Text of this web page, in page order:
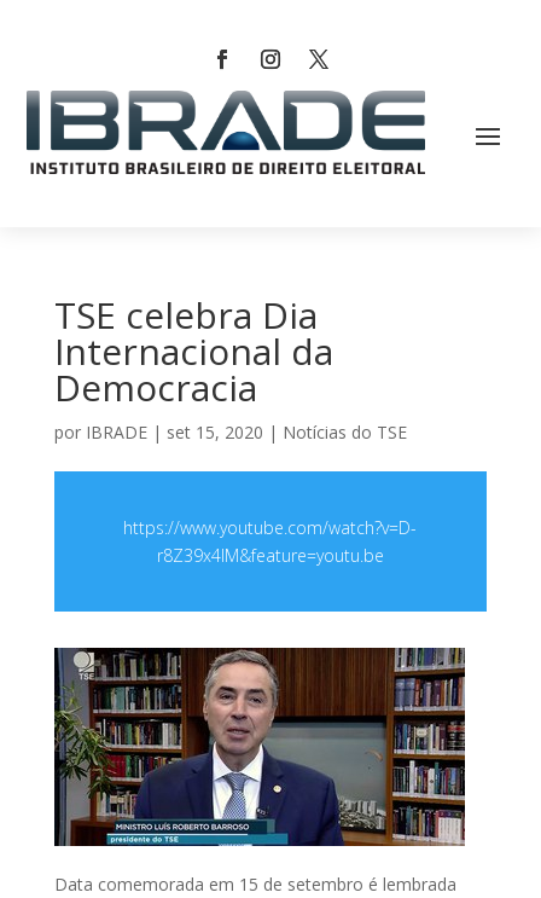
TSE celebra Dia
Internacional da
Democracia
por IBRADE| set 15, 2020 | Notícias do TSE
https://www.youtube.com/watch?v=D-
r8Z39x4lM&feature=youtu.be
Data comemorada em 15 de setembro é lembrada